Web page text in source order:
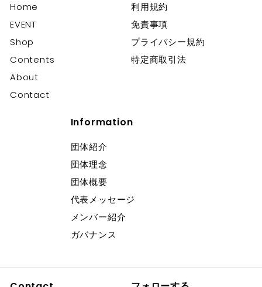
展
開
Home
EVENT
Shop
Contents
About
Contact
利用規約
免責事項
プライバシー規約
特定商取引法
Information
団体紹介
団体理念
団体概要
代表メッセージ
メンバー紹介
ガバナンス